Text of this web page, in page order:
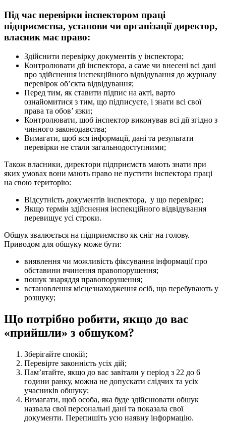
Під час перевірки інспектором праці
підприємства, установи чи організації директор,
власник має право:
Здійснити перевірку документів у інспектора;
Контролювати дії інспектора, а саме чи внесені всі дані
про здійснення інспекційного відвідування до журналу
перевірок об’єкта відвідування;
Перед тим, як ставити підпис на акті, варто
ознайомитися з тим, що підписуєте, і знати всі свої
права та обов’ язки;
Контролювати, щоб інспектор виконував всі дії згідно з
чинного законодавства;
Вимагати, щоб вся інформації, дані та результати
перевірки не стали загальнодоступними;
Також власники, директори підприємств мають знати при
яких умовах вони мають право не пустити інспектора праці
на свою територію:
Відсутність документів інспектора, у що перевіряє;
Якщо термін здійснення інспекційного відвідування
перевищує усі строки.
Обшук звалюється на підприємство як сніг на голову.
Приводом для обшуку може бути:
виявлення чи можливість фіксування інформації про
обставини вчинення правопорушення;
пошук знаряддя правопорушення;
встановлення місцезнаходження осіб, що перебувають у
розшуку;
Що потрібно робити, якщо до вас
«прийшли» з обшуком?
Зберігайте спокій;
Перевірте законність усіх дій;
Пам’ятайте, якщо до вас завітали у період з 22 до 6
години ранку, можна не допускати слідчих та усіх
учасників обшуку;
Вимагати, щоб особа, яка буде здійснювати обшук
назвала свої персональні дані та показала свої
документи. Перепишіть усю наявну інформацію.